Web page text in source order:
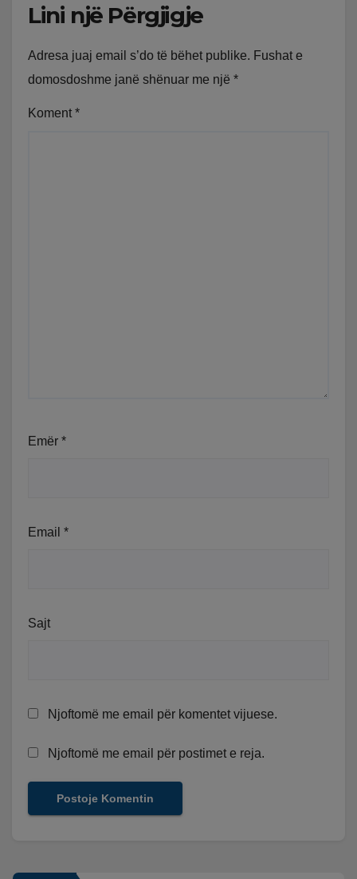
Lini një Përgjigje
Adresa juaj email s’do të bëhet publike. Fushat e
domosdoshme janë shënuar me një *
Koment *
Emër *
Email *
Sajt
Njoftomë me email për komentet vijuese.
Njoftomë me email për postimet e reja.